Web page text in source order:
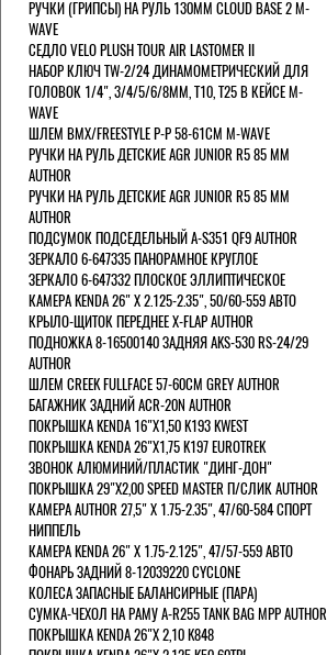
РУЧКИ (ГРИПСЫ) НА РУЛЬ 130ММ CLOUD BASE 2 M-
WAVE
СЕДЛО VELO PLUSH TOUR AIR LASTOMER II
НАБОР КЛЮЧ TW-2/24 ДИНАМОМЕТРИЧЕСКИЙ ДЛЯ
ГОЛОВОК 1/4", 3/4/5/6/8ММ, T10, T25 В КЕЙСЕ M-
WAVE
ШЛЕМ ВМХ/FREESTYLE Р-Р 58-61СМ M-WAVE
РУЧКИ НА РУЛЬ ДЕТСКИЕ AGR JUNIOR R5 85 ММ
AUTHOR
РУЧКИ НА РУЛЬ ДЕТСКИЕ AGR JUNIOR R5 85 ММ
AUTHOR
ПОДСУМОК ПОДСЕДЕЛЬНЫЙ A-S351 QF9 AUTHOR
ЗЕРКАЛО 6-647335 ПАНОРАМНОЕ КРУГЛОЕ
ЗЕРКАЛО 6-647332 ПЛОСКОЕ ЭЛЛИПТИЧЕСКОЕ
КАМЕРА KENDA 26" Х 2.125-2.35", 50/60-559 АВТО
КРЫЛО-ЩИТОК ПЕРЕДНЕЕ X-FLAP AUTHOR
ПОДНОЖКА 8-16500140 ЗАДНЯЯ AKS-530 RS-24/29
AUTHOR
ШЛЕМ CREEK FULLFACE 57-60СМ GREY AUTHOR
БАГАЖНИК ЗАДНИЙ ACR-20N AUTHOR
ПОКРЫШКА KENDA 16"Х1,50 K193 KWEST
ПОКРЫШКА KENDA 26"Х1,75 K197 EUROTREK
ЗВОНОК АЛЮМИНИЙ/ПЛАСТИК "ДИНГ-ДОН"
ПОКРЫШКА 29"Х2,00 SPEED MASTER П/СЛИК AUTHOR
КАМЕРА AUTHOR 27,5" Х 1.75-2.35", 47/60-584 СПОРТ
НИППЕЛЬ
КАМЕРА KENDA 26" Х 1.75-2.125", 47/57-559 АВТО
ФОНАРЬ ЗАДНИЙ 8-12039220 CYCLONE
КОЛЕСА ЗАПАСНЫЕ БАЛАНСИРНЫЕ (ПАРА)
CУМКА-ЧЕХОЛ НА РАМУ A-R255 TANK BAG MPP AUTHOR
ПОКРЫШКА KENDA 26"Х 2,10 K848